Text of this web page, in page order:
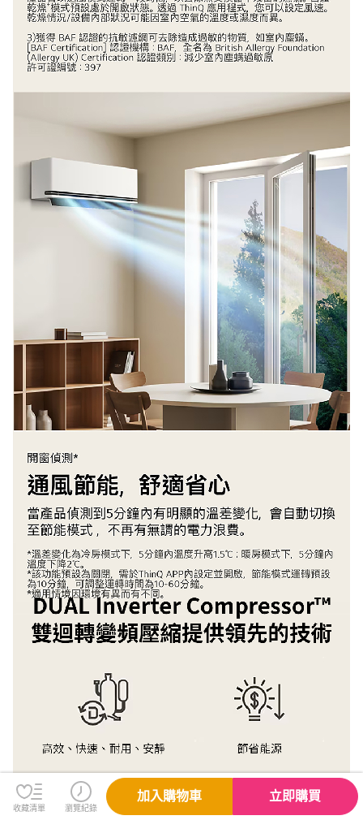
收藏清單 瀏覽紀錄
加入購物車 立即購買